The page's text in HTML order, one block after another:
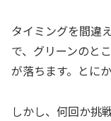
タイミングを間違
で、グリーンのと
が落ちます。とに
しかし、何回か挑